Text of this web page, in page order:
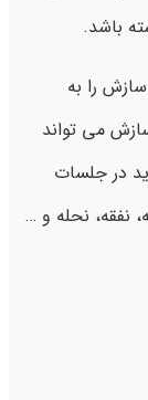
باشد.
را به
می تواند
در جلسات
نفقه، نحله و …